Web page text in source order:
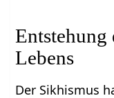
Entstehung
Lebens
Der Sikhismus